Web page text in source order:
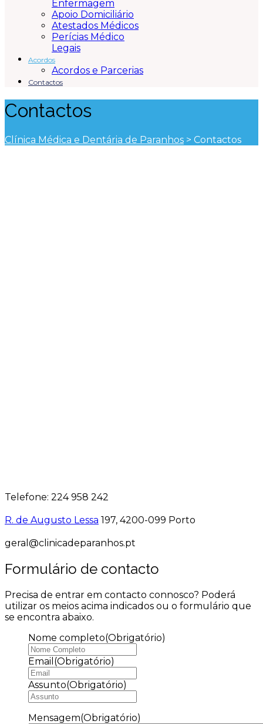
Enfermagem
Apoio Domiciliário
Atestados Médicos
Perícias Médico
Legais
Acordos
Acordos e Parcerias
Contactos
Contactos
Clínica Médica e Dentária de Paranhos > Contactos
Telefone: 224 958 242
R. de Augusto Lessa 197, 4200-099 Porto
geral@clinicadeparanhos.pt
Formulário de contacto
Precisa de entrar em contacto connosco? Poderá
utilizar os meios acima indicados ou o formulário que
se encontra abaixo.
Nome completo(Obrigatório)
Email (Obrigatório)
Assunto(Obrigatório)
Mensagem(Obrigatório)